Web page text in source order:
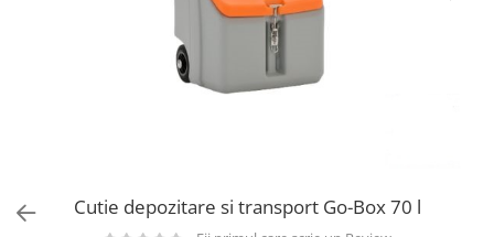
Rezervoare stationare supraterane
Rezervoare stationare subterane
Cutie depozitare si transport Go-Box 70 l